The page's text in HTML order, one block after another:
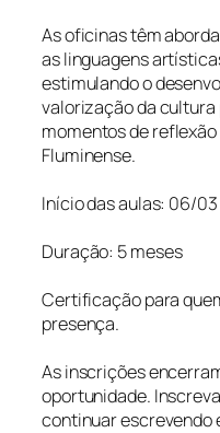
As oficinas têm
as linguagens
estimulando o
valorização da
momentos de reflexão
Fluminense.
Início das aulas: 06/03
Duração: 5 meses
Certificação para
presença.
As inscrições
oportunidade.
continuar escrevendo